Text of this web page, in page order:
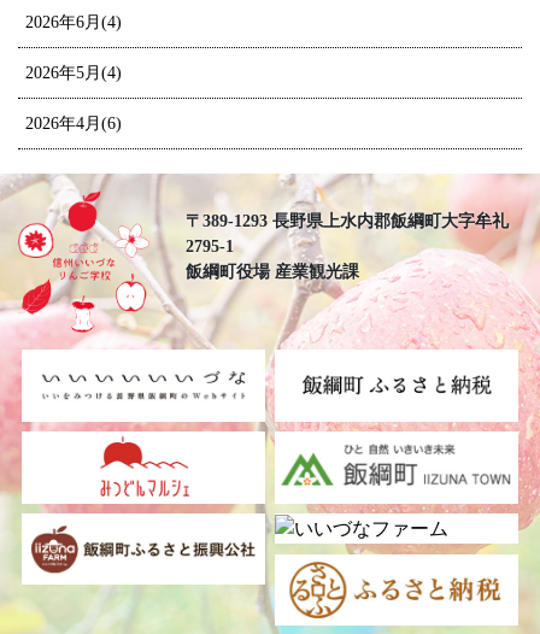
2026年6月(4)
2026年5月(4)
2026年4月(6)
〒389-1293 長野県上水内郡飯綱町大字牟礼
2795-1
飯綱町役場 産業観光課